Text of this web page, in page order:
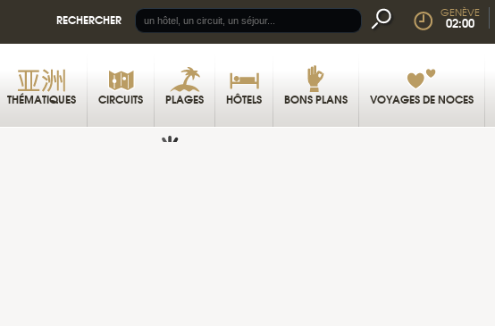
RECHERCHER GENÈVE
02:00
THÉMATIQUES CIRCUITS PLAGES HÔTELS BONS PLANS VOYAGES DE NOCES